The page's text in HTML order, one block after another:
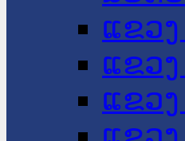
ແຂວ
ແຂວ
ແຂວ